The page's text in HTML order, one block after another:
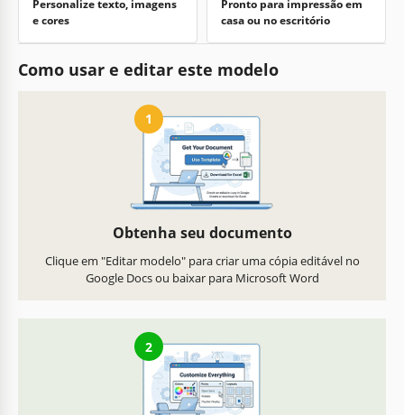
Personalize texto, imagens
e cores
Pronto para impressão em
casa ou no escritório
Como usar e editar este modelo
1
Obtenha seu documento
Clique em "Editar modelo" para criar uma cópia editável no
Google Docs ou baixar para Microsoft Word
2